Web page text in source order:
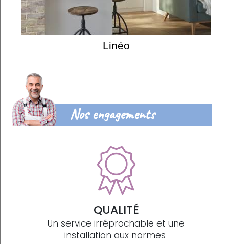
Linéo
Nos engagements
QUALITÉ
Un service irréprochable et une
installation aux normes